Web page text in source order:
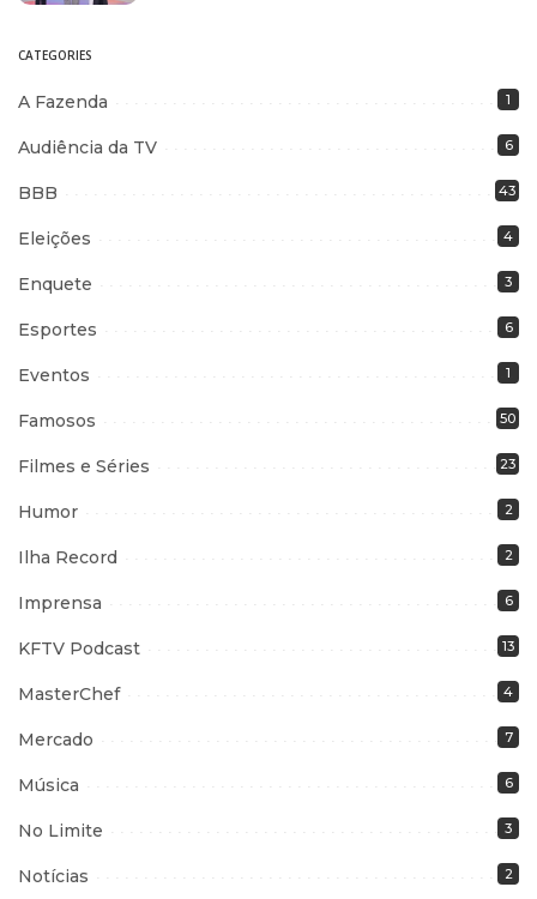
CATEGORIES
A Fazenda 1
Audiência da TV 6
BBB 43
Eleições 4
Enquete 3
Esportes 6
Eventos 1
Famosos 50
Filmes e Séries 23
Humor 2
Ilha Record 2
Imprensa 6
KFTV Podcast 13
MasterChef 4
Mercado 7
Música 6
No Limite 3
Notícias 2